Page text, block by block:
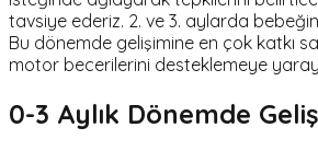
tavsiye ederiz. 2. ve 3. aylarda
Bu dönemde gelişimine en çok katkı
motor becerilerini desteklemeye
0-3 Aylık Dönemde